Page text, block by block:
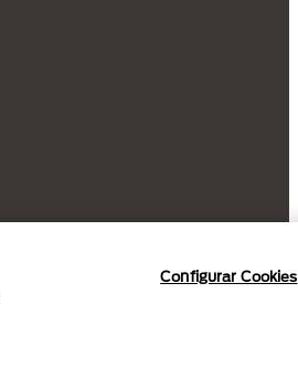
Configurar Cookies